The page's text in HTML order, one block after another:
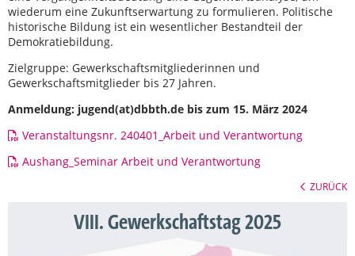
wiederum eine Zukunftserwartung zu formulieren. Politische
historische Bildung ist ein wesentlicher Bestandteil der
Demokratiebildung.
Zielgruppe: Gewerkschaftsmitgliederinnen und
Gewerkschaftsmitglieder bis 27 Jahren.
Anmeldung: jugend(at)dbbth.de bis zum 15. März 2024
Veranstaltungsnr. 240401_Arbeit und Verantwortung
Aushang_Seminar Arbeit und Verantwortung
ZURÜCK
VIII. Gewerkschaftstag 2025